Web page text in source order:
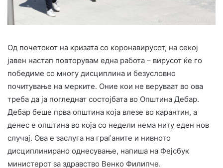
Од почетокот на кризата со коронавирусот, на секој
јавен настап повторувам една работа – вирусот ќе го
победиме со многу дисциплина и безусловно
почитување на мерките. Оние кои не веруваат во ова
треба да ја погледнат состојбата во Општина Дебар.
Дебар беше прва општина која влезе во карантин, а
денес е општина во која со недели нема ниту еден нов
случај. Ова е заслуга на граѓаните и нивното
дисциплинирано однесување, напиша на Фејсбук
министерот за здравство Венко Филипче.